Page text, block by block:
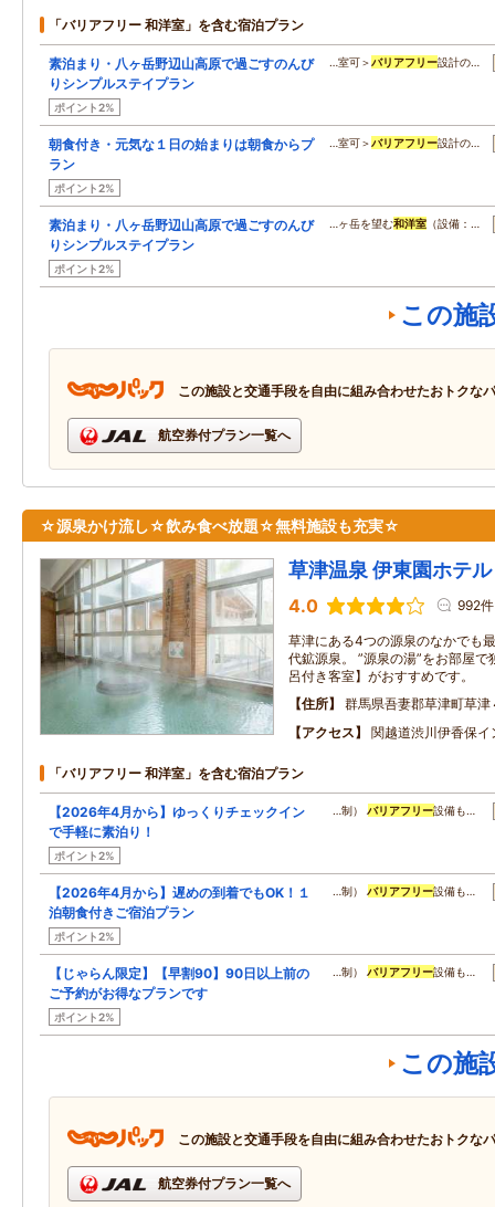
「バリアフリー 和洋室」を含む宿泊プラン
素泊まり・八ヶ岳野辺山高原で過ごすのんび
りシンプルステイプラン
ポイント2%
…室可＞バリアフリー設計の…
朝食付き・元気な１日の始まりは朝食からプ
ラン
ポイント2%
…室可＞バリアフリー設計の…
素泊まり・八ヶ岳野辺山高原で過ごすのんび
りシンプルステイプラン
ポイント2%
…ヶ岳を望む和洋室 （設備：…
この施
この施設と交通手段を自由に組み合わせたおトクな
航空券付プラン一覧へ
☆源泉かけ流し☆飲み食べ放題☆無料施設も充実☆
草津温泉 伊東園ホテ
4.0 992件
草津にある4つの源泉のなかでも
代鉱源泉。 ”源泉の湯”をお部屋
呂付き客室】がおすすめです。
住所
群馬県吾妻郡草津町草
アクセス
関越道渋川伊香保
「バリアフリー 和洋室」を含む宿泊プラン
【2026年4月から】ゆっくりチェックイン
で手軽に素泊り！
ポイント2%
…制）バリアフリー設備も…
【2026年4月から】遅めの到着でもOK！１
泊朝食付きご宿泊プラン
ポイント2%
…制）バリアフリー設備も…
【じゃらん限定】【早割90】90日以上前の
ご予約がお得なプランです
ポイント2%
…制）バリアフリー設備も…
この施
この施設と交通手段を自由に組み合わせたおトクな
航空券付プラン一覧へ